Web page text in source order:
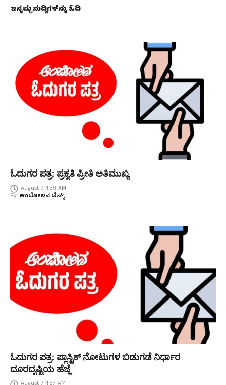
ಇನ್ನಷ್ಟು ಸುದ್ದಿಗಳನ್ನು ಓದಿ
ಓದುಗರ ಪತ್ರ: ಪ್ರಕೃತಿ ಪ್ರೀತಿ ಅತಿಮುಖ್ಯ
August 7, 1:39 AM
By ಆಂದೋಲನ ಡೆಸ್ಕ್
ಓದುಗರ ಪತ್ರ: ಪ್ಲಾಸ್ಟಿಕ್ ನೋಟುಗಳ ಬಿಡುಗಡೆ ನಿರ್ಧಾರ
ದೂರದೃಷ್ಟಿಯ ಹೆಜ್ಜೆ